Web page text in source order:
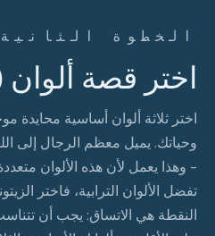
الخطوة
اختر قصة ألوان
اختر ثلاثة ألوان أساسية محايدة
وحياتك. يميل معظم الرجال إلى
- وهذا يعمل لأن هذه الألوان
تفضل الألوان الترابية، فاختر
النقطة هي الاتساق: يجب أن